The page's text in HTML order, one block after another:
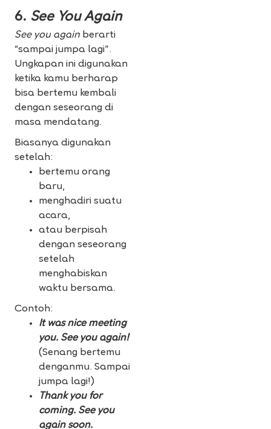
6. See You Again
See you again berarti
“sampai jumpa lagi”.
Ungkapan ini digunakan
ketika kamu berharap
bisa bertemu kembali
dengan seseorang di
masa mendatang.
Biasanya digunakan
setelah:
bertemu orang
baru,
menghadiri suatu
acara,
atau berpisah
dengan seseorang
setelah
menghabiskan
waktu bersama.
Contoh:
It was nice meeting
you. See you again!
(Senang bertemu
denganmu. Sampai
jumpa lagi!)
Thank you for
coming. See you
again soon.